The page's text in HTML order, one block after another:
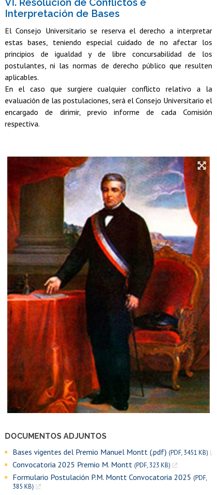
DOCUMENTOS ADJUNTOS
Bases vigentes del Premio Manuel Montt (.pdf) (PDF, 3451 KB)
Convocatoria 2025 Premio M. Montt (PDF, 323 KB)
Formulario Postulación P.M. Montt Convocatoria 2025 (PDF,
385 KB)
VI. Resolución de Conflictos e
Interpretación de Bases
El Consejo Universitario se reserva el derecho a interpretar
estas bases, teniendo especial cuidado de no afectar los
principios de igualdad y de libre concursabilidad de los
postulantes, ni las normas de derecho público que resulten
aplicables.
En el caso que surgiere cualquier conflicto relativo a la
evaluación de las postulaciones, será el Consejo Universitario el
encargado de dirimir, previo informe de cada Comisión
respectiva.